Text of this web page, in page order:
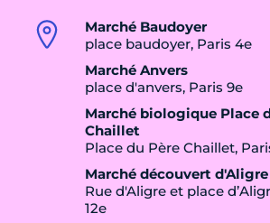
Marché Baudoyer
place baudoyer, Paris 4e
Marché Anvers
place d'anvers, Paris 9e
Marché biologique Place
Chaillet
Place du Père Chaillet,
Marché découvert d'Aligre
Rue d'Aligre et place
12e